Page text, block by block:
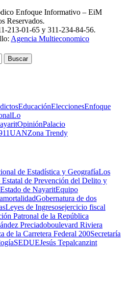
Enfoque Informativo – EiM
Reservados.
213-01-65 y 311-234-84-56.
Agencia Multieconomico
EducaciónEleccionesEnfoque
Lo
OpiniónPalacio
UANZona Trendy
de Estadística y GeografíaLos
Estatal de Prevención del Delito y
de NayaritEquipo
mortalidadGobernatura de dos
Leyes de Ingresosejercicio fiscal
Patronal de la República
Preciadoboulevard Riviera
de la Carretera Federal 200Secretaría
SEDUEJesús Tepalcanzint